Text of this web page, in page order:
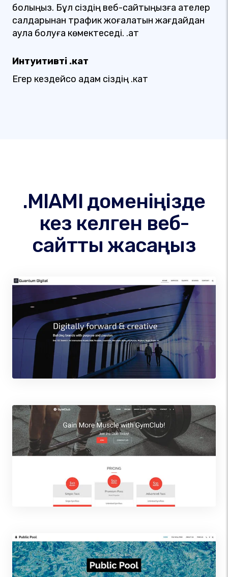
болыңыз. Бұл сіздің веб-сайтыңызға қателер
салдарынан трафик жоғалатын жағдайдан
аулақ болуға көмектеседі. .қат
Интуитивті .кат
Егер кездейсоқ адам сіздің .кат
.MIAMI доменіңізде
кез келген веб-
сайтты жасаңыз